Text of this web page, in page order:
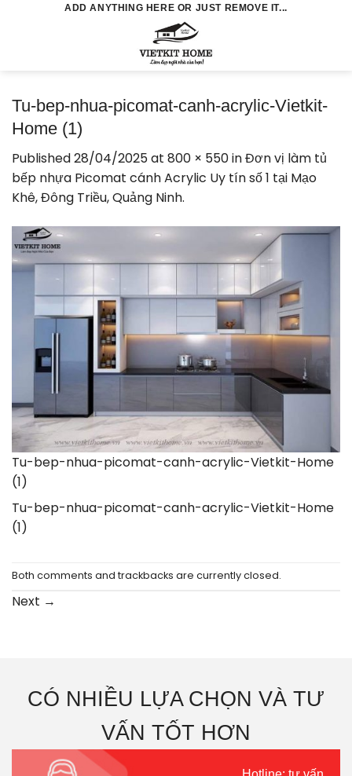
ADD ANYTHING HERE OR JUST REMOVE IT...
Tu-bep-nhua-picomat-canh-acrylic-Vietkit-
Home (1)
Published28/04/2025at 800 × 550inĐơn vị làm tủ
bếp nhựa Picomat cánh Acrylic Uy tín số 1 tại Mạo
Khê, Đông Triều, Quảng Ninh.
Tu-bep-nhua-picomat-canh-acrylic-Vietkit-Home
(1)
Tu-bep-nhua-picomat-canh-acrylic-Vietkit-Home
(1)
Both comments and trackbacks are currently closed.
Next →
CÓ NHIỀU LỰA CHỌN VÀ TƯ
VẤN TỐT HƠN